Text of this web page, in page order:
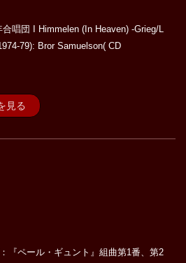
唱団 I Himmelen (In Heaven) -Grieg/L
79): Bror Samuelson( CD
見る
『ペール・ギュント』組曲第1番、第2